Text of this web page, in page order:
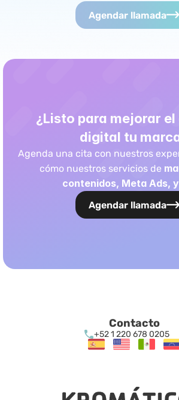
Agendar llamada
¿Listo para mejorar
digital tu
Agenda una cita con nuestros
cómo nuestros servicios de
contenidos, Meta Ads, y
Agendar llamada
Contacto
+52 1 220 678 0205